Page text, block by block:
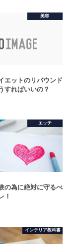
美容
エットのリバウンド
すればいいの？
エッチ
の為に絶対に守るべ
！
インテリア教科書